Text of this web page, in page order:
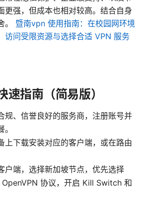
更强，但成本也相对较高。结合自身
。 暨南vpn 使用指南：在校园网环境
访问受限资源与选择合适 VPN 服务
速指南（简易版）
规、信誉良好的服务商，注册账号并
上下载安装对应的客户端，或在路由
户端，选择新加坡节点，优先选择
协议，开启 Kill Switch 和